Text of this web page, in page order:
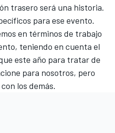
trasero será una historia.
para ese evento.
en términos de trabajo
teniendo en cuenta el
este año para tratar de
para nosotros, pero
los demás.